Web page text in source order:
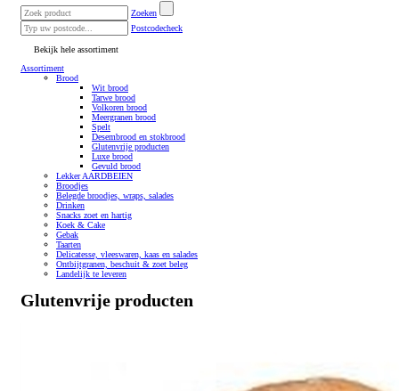
Zoeken
Postcodecheck
Bekijk hele assortiment
Assortiment
Brood
Wit brood
Tarwe brood
Volkoren brood
Meergranen brood
Spelt
Desembrood en stokbrood
Glutenvrije producten
Luxe brood
Gevuld brood
Lekker AARDBEIEN
Broodjes
Belegde broodjes, wraps, salades
Drinken
Snacks zoet en hartig
Koek & Cake
Gebak
Taarten
Delicatesse, vleeswaren, kaas en salades
Ontbijtgranen, beschuit & zoet beleg
Landelijk te leveren
Glutenvrije producten